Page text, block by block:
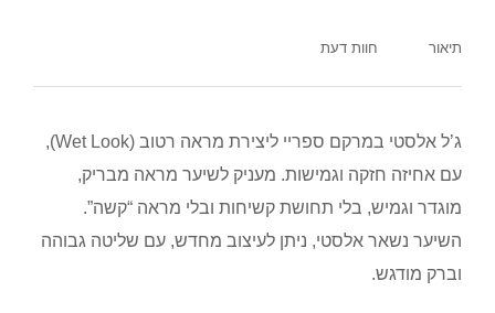
תיאור חוות דעת
ג’ל אלסטי במרקם ספריי ליצירת מראה רטוב (Wet Look),
עם אחיזה חזקה וגמישות. מעניק לשיער מראה מבריק,
מוגדר וגמיש, בלי תחושת קשיחות ובלי מראה “קשה”.
השיער נשאר אלסטי, ניתן לעיצוב מחדש, עם שליטה גבוהה
וברק מודגש.